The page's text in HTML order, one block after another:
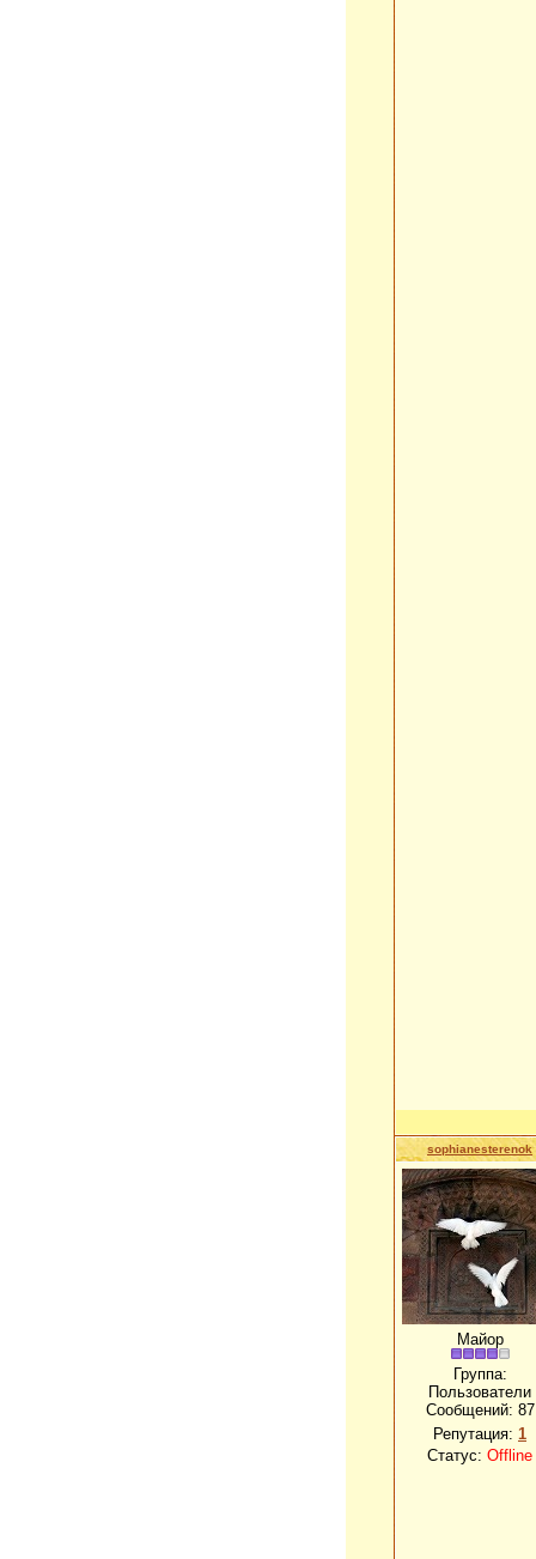
sophianesterenok
Майор
Группа:
Пользователи
Сообщений: 87
Репутация: 1
Статус: Offline